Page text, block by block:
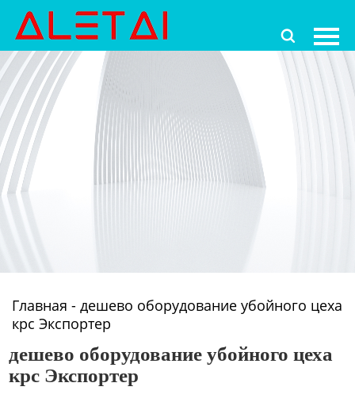

Главная
Продукция
Новости
О Hас
Контакты
Главная - дешево оборудование убойного цеха
крс Экспортер
дешево оборудование убойного цеха
крс Экспортер